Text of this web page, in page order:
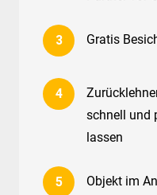
Gratis
schnell und
lassen
Objekt im